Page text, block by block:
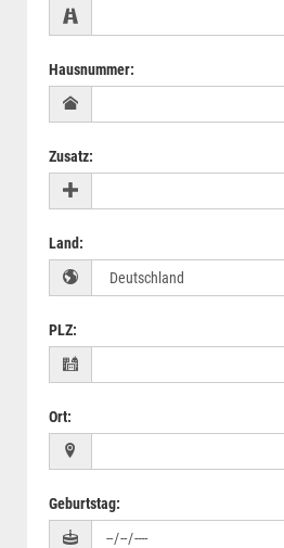
Hausnummer:
Zusatz:
Land:
PLZ:
Ort:
Geburtstag: